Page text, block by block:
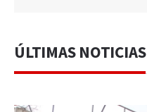
ÚLTIMAS NOTICIAS